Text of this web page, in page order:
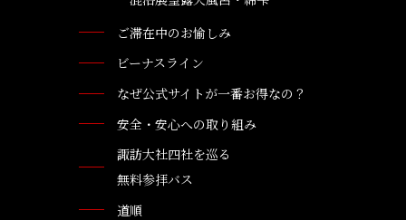
ご滞在中のお愉しみ
ビーナスライン
なぜ公式サイトが一番お得なの？
安全・安心への取り組み
諏訪大社四社を巡る
無料参拝バス
道順